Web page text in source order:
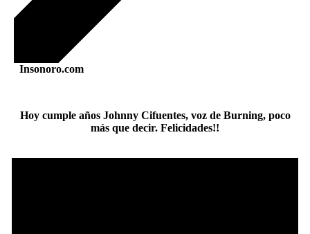
Insonoro.com
Hoy cumple años Johnny Cifuentes, voz de Burning, poco
más que decir. Felicidades!!